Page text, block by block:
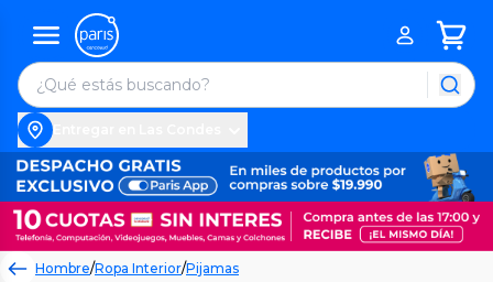
Hombre/Ropa Interior/Pijamas